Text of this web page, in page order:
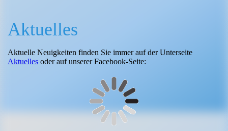
Aktuelles
Aktuelle Neuigkeiten finden Sie immer auf der Unterseite
Aktuelles oder auf unserer Facebook-Seite: